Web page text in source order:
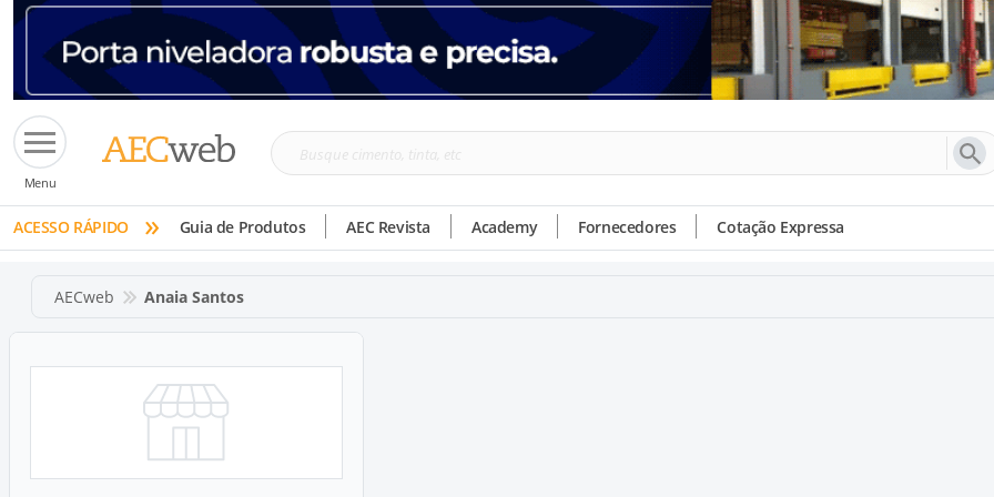
Menu
Busque
tinta,
etc
ACESSO RÁPIDO » Guia de Produtos AEC Revista Academy Fornecedores Cotação Expressa
AECweb Anaia Santos